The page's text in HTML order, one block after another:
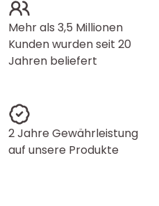
Mehr als 3,5 Millionen
Kunden wurden seit 20
Jahren beliefert
2 Jahre Gewährleistung
auf unsere Produkte